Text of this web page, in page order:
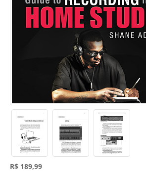
R$ 189,99